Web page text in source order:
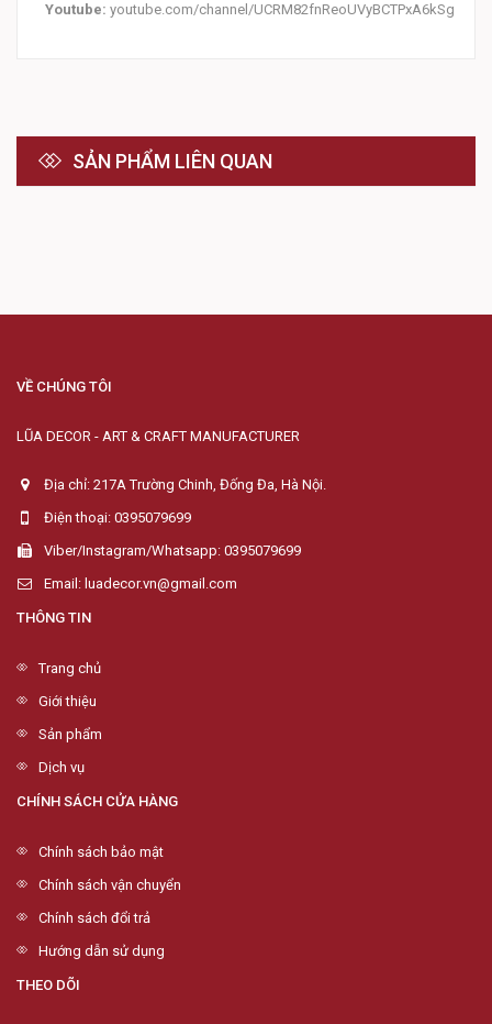
Youtube: youtube.com/channel/UCRM82fnReoUVyBCTPxA6kSg
SẢN PHẨM LIÊN QUAN
VỀ CHÚNG TÔI
LŨA DECOR - ART & CRAFT MANUFACTURER
Địa chỉ: 217A Trường Chinh, Đống Đa, Hà Nội.
Điện thoại: 0395079699
Viber/Instagram/Whatsapp: 0395079699
Email: luadecor.vn@gmail.com
THÔNG TIN
Trang chủ
Giới thiệu
Sản phẩm
Dịch vụ
CHÍNH SÁCH CỬA HÀNG
Chính sách bảo mật
Chính sách vận chuyển
Chính sách đổi trả
Hướng dẫn sử dụng
THEO DÕI